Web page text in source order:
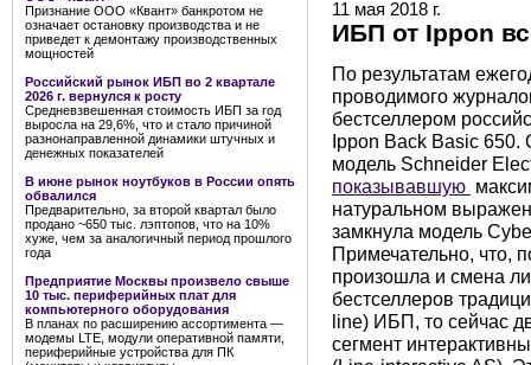
Признание ООО «Квант» банкротом не
означает остановку производства и не
приведет к демонтажу производственных
мощностей
Российский рынок ИБП во 2 квартале
2026 г. вернулся к росту
Средневзвешенная стоимость ИБП за год
выросла на 29,6%, что и стало причиной
разнонаправленной динамики штучных и
денежных показателей
В июне рынок ноутбуков в России опять
обвалился
Предварительно, за второй квартал было
продано ~650 тыс. лэптопов, что на 10%
хуже, чем за аналогичный период прошлого
года
Предприятие Москвы произвело свыше
10 тыс. периферийных плат для
компьютерного оборудования
В планах по расширению ассортимента —
модемы LTE, модули оперативной памяти,
периферийные устройства для ПК
11 мая 2018 г.
ИБП от Ippon
По результатам
проводимого
бестселлером
Ippon Back Basic 650.
модель Schneider
показывавшую
натуральном
замкнула модель
Примечательно, что,
произошла и смена
бестселлеров
line) ИБП, то сейчас
сегмент